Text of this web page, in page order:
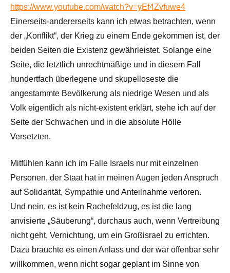
https://www.youtube.com/watch?v=yEf4Zvfuwe4
Einerseits-andererseits kann ich etwas betrachten, wenn
der „Konflikt“, der Krieg zu einem Ende gekommen ist, der
beiden Seiten die Existenz gewährleistet. Solange eine
Seite, die letztlich unrechtmäßige und in diesem Fall
hundertfach überlegene und skupelloseste die
angestammte Bevölkerung als niedrige Wesen und als
Volk eigentlich als nicht-existent erklärt, stehe ich auf der
Seite der Schwachen und in die absolute Hölle
Versetzten.
Mitfühlen kann ich im Falle Israels nur mit einzelnen
Personen, der Staat hat in meinen Augen jeden Anspruch
auf Solidarität, Sympathie und Anteilnahme verloren.
Und nein, es ist kein Rachefeldzug, es ist die lang
anvisierte „Säuberung“, durchaus auch, wenn Vertreibung
nicht geht, Vernichtung, um ein Großisrael zu errichten.
Dazu brauchte es einen Anlass und der war offenbar sehr
willkommen, wenn nicht sogar geplant im Sinne von